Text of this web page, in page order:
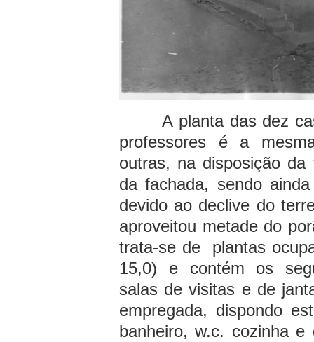
A planta das dez
professores é a
outras, na disposição
da fachada, sendo
devido ao declive do
aproveitou metade do
trata-se de plantas
15,0) e contém os
salas de visitas e de
empregada, dispondo
banheiro, w.c. cozinha